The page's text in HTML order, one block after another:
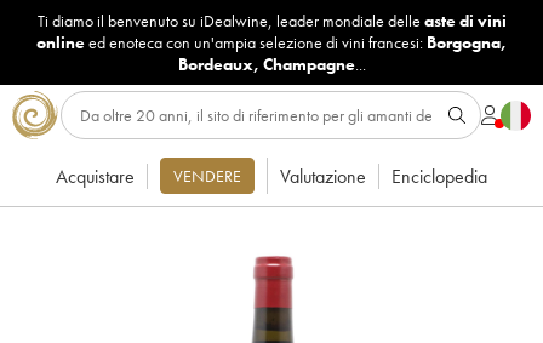
Ti diamo il benvenuto su iDealwine, leader mondiale delle aste di vini
onlineed enoteca con un'ampia selezione di vini francesi: Borgogna,
Bordeaux, Champagne...
Acquistare VENDERE Valutazione Enciclopedia